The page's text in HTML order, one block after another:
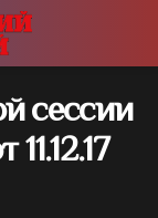
сессии